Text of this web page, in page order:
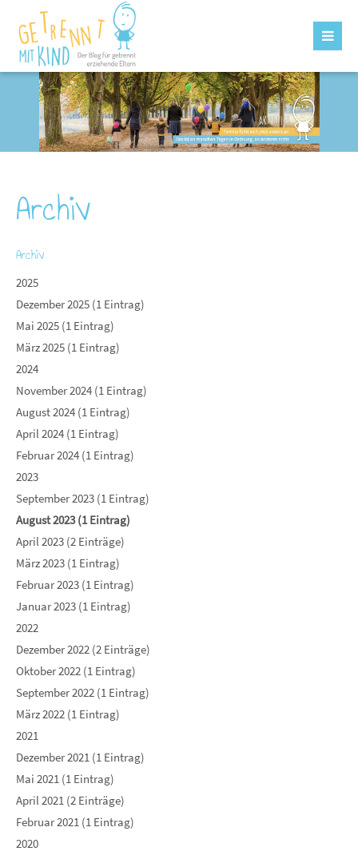
Archiv
Archiv
2025
Dezember 2025 (1 Eintrag)
Mai 2025 (1 Eintrag)
März 2025 (1 Eintrag)
2024
November 2024 (1 Eintrag)
August 2024 (1 Eintrag)
April 2024 (1 Eintrag)
Februar 2024 (1 Eintrag)
2023
September 2023 (1 Eintrag)
August 2023 (1 Eintrag)
April 2023 (2 Einträge)
März 2023 (1 Eintrag)
Februar 2023 (1 Eintrag)
Januar 2023 (1 Eintrag)
2022
Dezember 2022 (2 Einträge)
Oktober 2022 (1 Eintrag)
September 2022 (1 Eintrag)
März 2022 (1 Eintrag)
2021
Dezember 2021 (1 Eintrag)
Mai 2021 (1 Eintrag)
April 2021 (2 Einträge)
Februar 2021 (1 Eintrag)
2020